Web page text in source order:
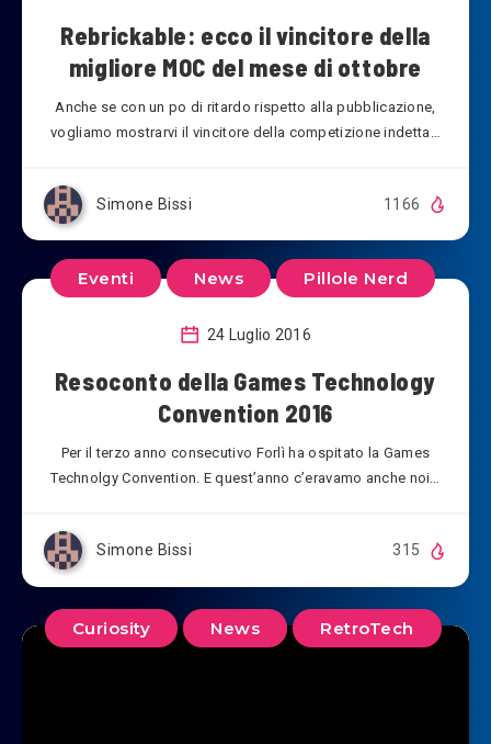
Rebrickable: ecco il vincitore della
migliore MOC del mese di ottobre
Anche se con un po di ritardo rispetto alla pubblicazione,
vogliamo mostrarvi il vincitore della competizione indetta…
Simone Bissi 1166
Eventi News Pillole Nerd
24 Luglio 2016
Resoconto della Games Technology
Convention 2016
Per il terzo anno consecutivo Forlì ha ospitato la Games
Technolgy Convention. E quest’anno c’eravamo anche noi…
Simone Bissi 315
Curiosity News RetroTech